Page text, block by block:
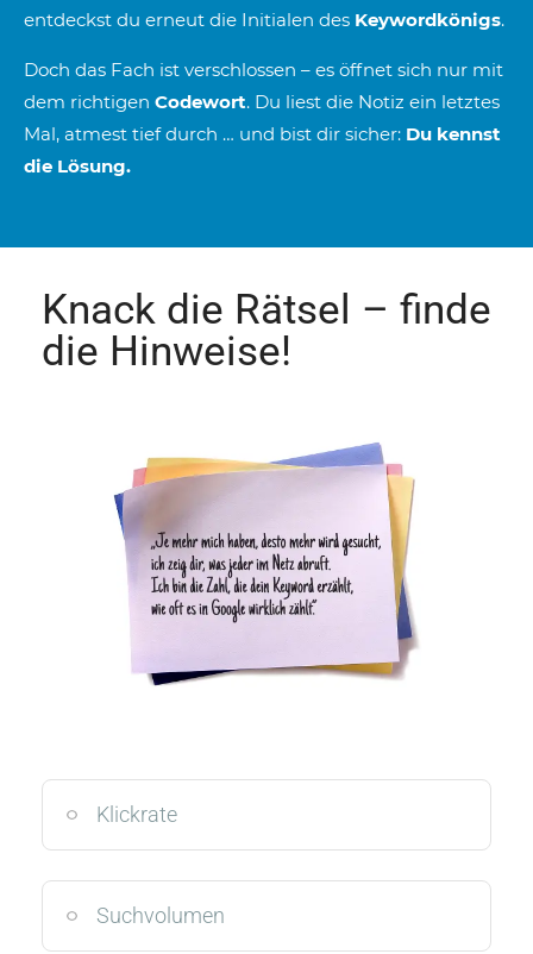
entdeckst du erneut die Initialen des Keywordkönigs.
Doch das Fach ist verschlossen – es öffnet sich nur mit
dem richtigen Codewort. Du liest die Notiz ein letztes
Mal, atmest tief durch … und bist dir sicher: Du kennst
die Lösung.
Knack die Rätsel – finde
die Hinweise!
Klickrate
Suchvolumen